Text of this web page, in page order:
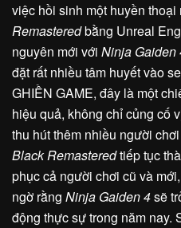
việc hồi sinh một huyền thoại
Remasteredbằng Unreal
nguyên mới với Ninja Gaiden
đặt rất nhiều tâm huyết vào
GHIỀN GAME, đây là một
hiệu quả, không chỉ củng cố
thu hút thêm nhiều người
Black Remasteredtiếp tục
phục cả người chơi cũ và
ngờ rằng Ninja Gaiden 4sẽ
động thực sự trong năm nay.